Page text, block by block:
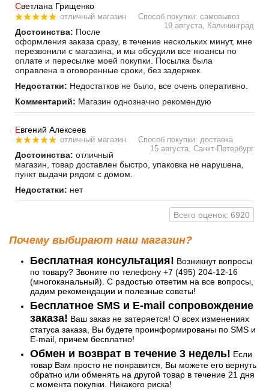
Светлана Грищенко
отличный магазин
Способ покупки: самовывоз
19 августа, Калининград
Достоинства: После
оформления заказа сразу, в течение нескольких минут, мне
перезвонили с магазина, и мы обсудили все нюансы по
оплате и пересылке моей покупки. Посылка была
оправлена в оговоренные сроки, без задержек.
Недостатки: Недостатков не было, все очень оперативно.
Комментарий: Магазин однозначно рекомендую
Евгений Алексеев
отличный магазин
Способ покупки: доставка
15 августа, Санкт-Петербург
Достоинства: отличный
магазин, товар доставлен быстро, упаковка не нарушена,
пункт выдачи рядом с домом.
Недостатки: нет
Всего оценок: 6920
Почему выбирают наш магазин?
Бесплатная консультация! Возникнут вопросы
по товару? Звоните по телефону +7 (495) 204-12-16
(многоканальный). С радостью ответим на все вопросы,
дадим рекомендации и полезные советы!
Бесплатное SMS и E-mail сопровождение
заказа! Ваш заказ не затеряется! О всех изменениях
статуса заказа, Вы будете проинформированы по SMS и
E-mail, причем бесплатно!
Обмен и возврат в течение 3 недель! Если
товар Вам просто не понравится, Вы можете его вернуть
обратно или обменять на другой товар в течение 21 дня
с момента покупки. Никакого риска!